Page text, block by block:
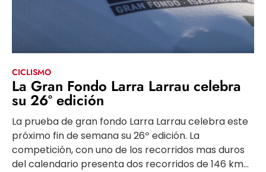
CICLISMO
La Gran Fondo Larra Larrau celebra
su 26º edición
La prueba de gran fondo Larra Larrau celebra este
próximo fin de semana su 26º edición. La
competición, con uno de los recorridos mas duros
del calendario presenta dos recorridos de 146 km...